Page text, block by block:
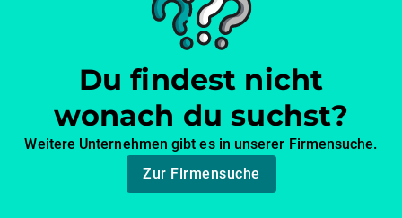
Du findest nicht
wonach du suchst?
Weitere Unternehmen gibt es in unserer Firmensuche.
Zur Firmensuche